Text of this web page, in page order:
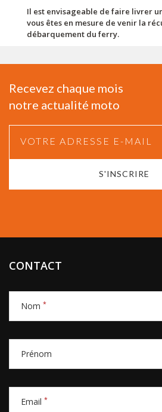
Il est envisageable de faire livrer
vous êtes en mesure de venir la
débarquement du ferry.
Recevez chaque mois
notre actualité moto
S'INSCRIRE
CONTACT
Nom *
Prénom
Email *